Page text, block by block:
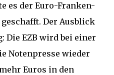
es der Euro-Franken-
Der Ausblick
Die EZB wird bei einer
Notenpresse wieder
Euros in den